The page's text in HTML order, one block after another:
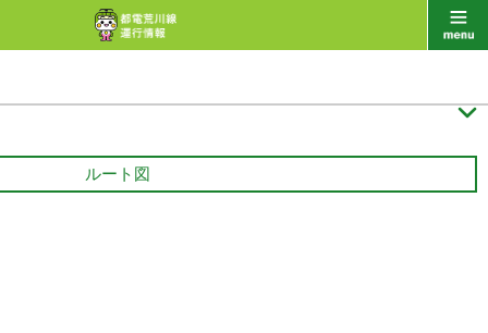

ルート図